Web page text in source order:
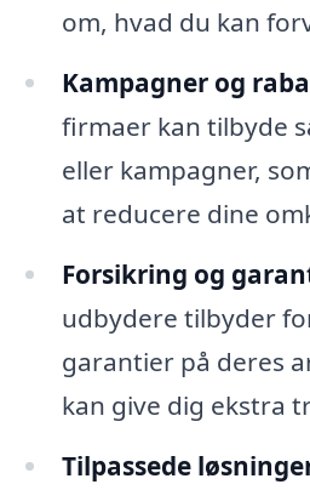
om, hvad du kan
Kampagner og
firmaer kan tilbyde
eller kampagner,
at reducere dine
Forsikring og
udbydere tilbyder
garantier på deres
kan give dig ekstra
Tilpassede